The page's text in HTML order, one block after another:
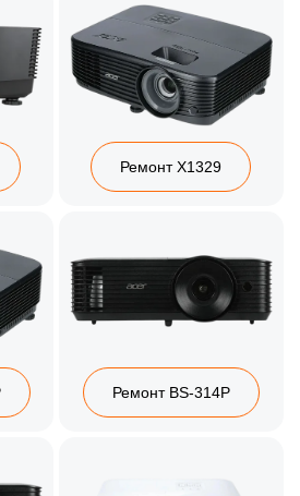
Ремонт X1329
Ремонт BS-314P